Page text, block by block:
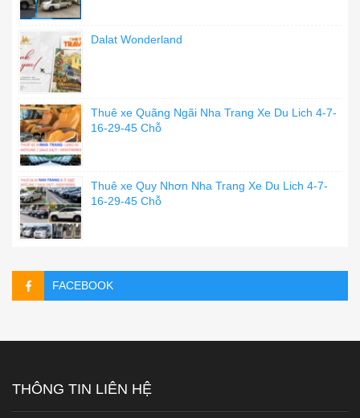
Dalat Wonderland
Thuê xe Quãng Ngãi Nha Trang Xe Du Lich 4-7-
16-29-45 Chỗ
Thuê xe Quy Nhơn Nha Trang Xe Du Lich 4-7-
16-29-45 Chỗ
FACEBOOK
THÔNG TIN LIÊN HỆ